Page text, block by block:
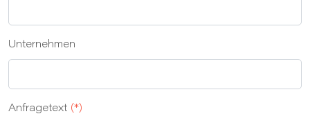
Unternehmen
Anfragetext (*)